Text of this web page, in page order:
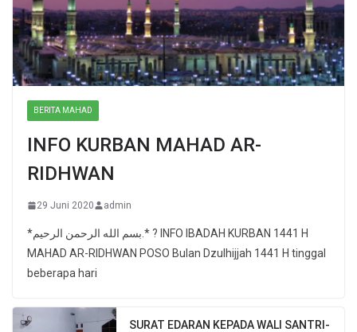
BERITA MAHAD
INFO KURBAN MAHAD AR-
RIDHWAN
29 Juni 2020 admin
*بسم الله الرحمن الرحيم.* ? INFO IBADAH KURBAN 1441 H
MAHAD AR-RIDHWAN POSO Bulan Dzulhijjah 1441 H tinggal
beberapa hari
SURAT EDARAN KEPADA WALI SANTRI-